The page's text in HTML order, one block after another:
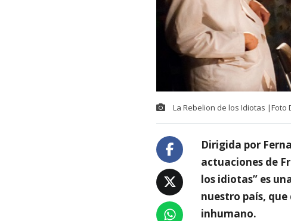
La Rebelion de los Idiotas |Foto
Dirigida por
actuaciones de
los idiotas” es
nuestro país,
inhumano.